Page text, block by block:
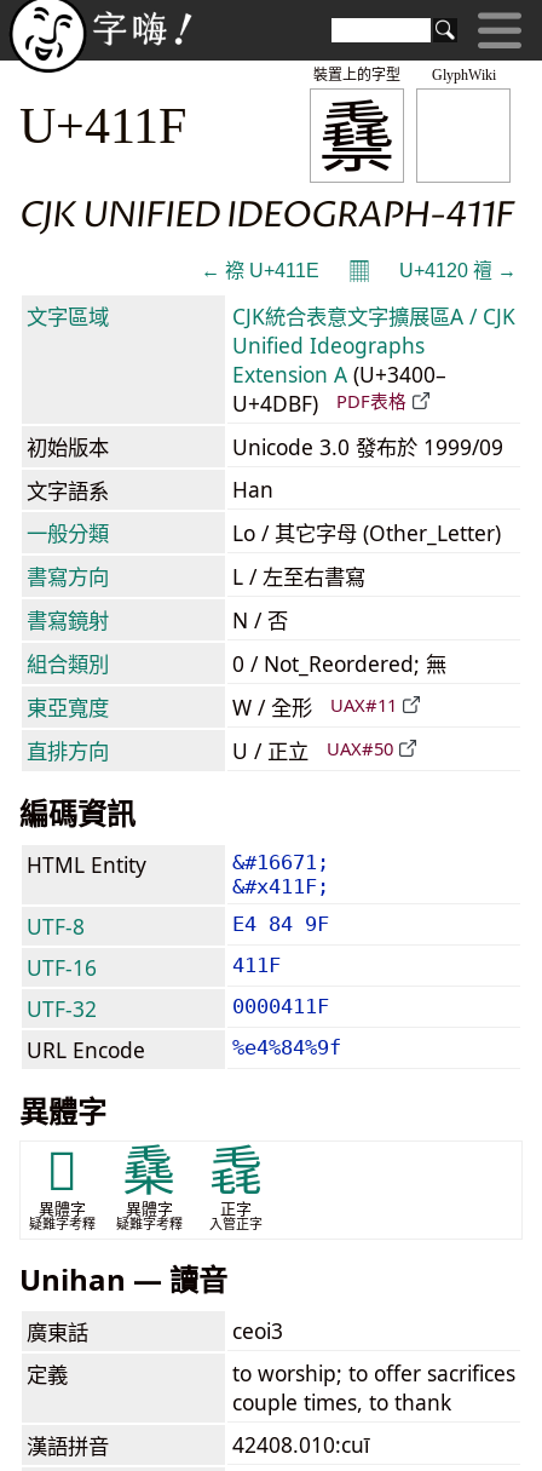
GlyphWiki
䄟
裝置上的字型
U+411F
CJK UNIFIED IDEOGRAPH-411F
← 䄞 U+411E 𝄜 U+4120 䄠 →
文字區域
CJK統合表意文字擴展區A / CJK
Unified Ideographs
Extension A (U+3400–
U+4DBF)
PDF表格
初始版本
Unicode 3.0 發布於 1999/09
文字語系
Han
一般分類
Lo / 其它字母 (Other_Letter)
書寫方向
L / 左至右書寫
書寫鏡射
N / 否
組合類別
0 / Not_Reordered; 無
東亞寬度
W / 全形 UAX#11
直排方向 U / 正立 UAX#50
編碼資訊
HTML Entity
&#16671;
&#x411F;
UTF-8 E4 84 9F
UTF-16 411F
UTF-32 0000411F
URL Encode %e4%84%9f
異體字
𥳈
異體字
疑難字考釋
㯔
異體字
疑難字考釋
毳
正字
入管正字
Unihan — 讀音
廣東話
ceoi3
定義
to worship; to offer sacrifices
couple times, to thank
漢語拼音
42408.010:cuī